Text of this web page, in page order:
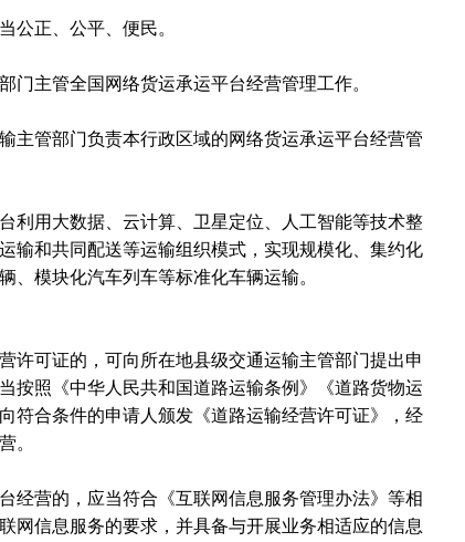
公正、公平、便民。
主管全国网络货运承运平台经营管理工作。
主管部门负责本行政区域的网络货运承运平台经营管
用大数据、云计算、卫星定位、人工智能等技术整
输和共同配送等运输组织模式，实现规模化、集约化
、模块化汽车列车等标准化车辆运输。
可证的，可向所在地县级交通运输主管部门提出申
按照《中华人民共和国道路运输条例》《道路货物运
符合条件的申请人颁发《道路运输经营许可证》，经
。
营的，应当符合《互联网信息服务管理办法》等相
网信息服务的要求，并具备与开展业务相适应的信息